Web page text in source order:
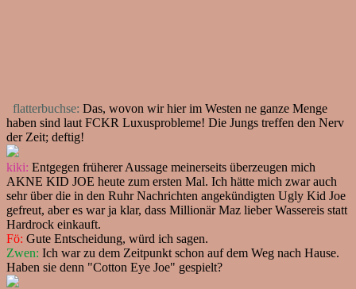
flatterbuchse: Das, wovon wir hier im Westen ne ganze Menge
haben sind laut FCKR Luxusprobleme! Die Jungs treffen den Nerv
der Zeit; deftig!
kiki: Entgegen früherer Aussage meinerseits überzeugen mich
AKNE KID JOE heute zum ersten Mal. Ich hätte mich zwar auch
sehr über die in den Ruhr Nachrichten angekündigten Ugly Kid Joe
gefreut, aber es war ja klar, dass Millionär Maz lieber Wassereis statt
Hardrock einkauft.
Fö: Gute Entscheidung, würd ich sagen.
Zwen: Ich war zu dem Zeitpunkt schon auf dem Weg nach Hause.
Haben sie denn "Cotton Eye Joe" gespielt?